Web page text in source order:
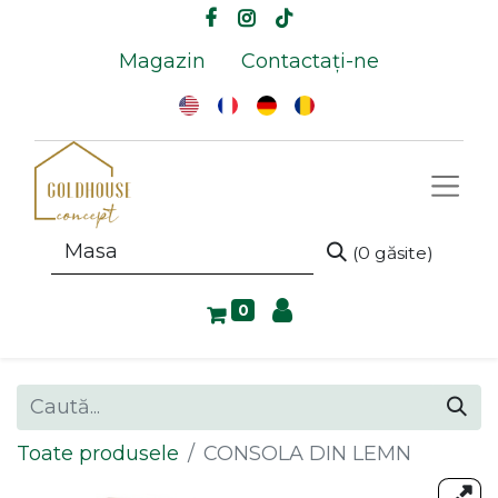
Magazin Contactați-ne
(0 găsite)
0
Toate produsele CONSOLA DIN LEMN